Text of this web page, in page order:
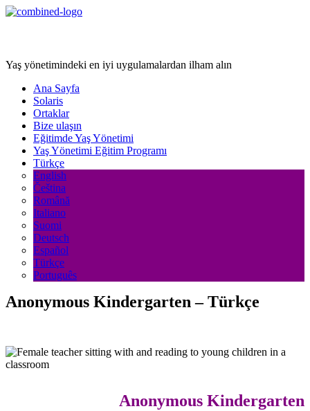
Yaş yönetimindeki en iyi uygulamalardan ilham alın
Ana Sayfa
Solaris
Ortaklar
Bize ulaşın
Eğitimde Yaş Yönetimi
Yaş Yönetimi Eğitim Programı
Türkçe
English
Čeština
Română
Italiano
Suomi
Deutsch
Español
Türkçe
Português
Anonymous Kindergarten – Türkçe
Anonymous Kindergarten